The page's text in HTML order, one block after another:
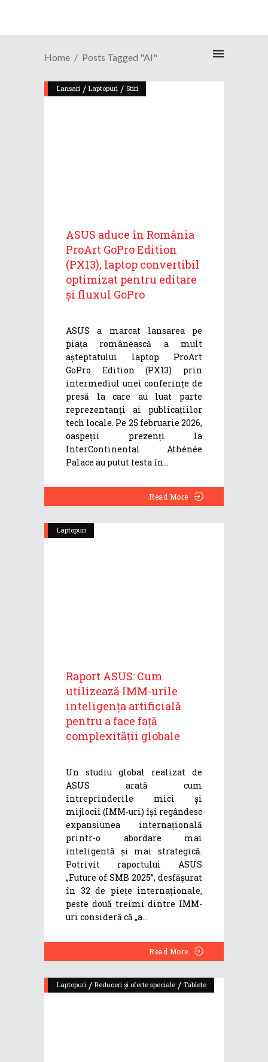
Home Posts Tagged "AI"
Lansari / Laptopuri / Stiri
ASUS aduce în România
ProArt GoPro Edition
(PX13), laptop convertibil
optimizat pentru editare
și fluxul GoPro
ASUS a marcat lansarea pe
piața românească a mult
așteptatului laptop ProArt
GoPro Edition (PX13) prin
intermediul unei conferințe de
presă la care au luat parte
reprezentanți ai publicațiilor
tech locale. Pe 25 februarie 2026,
oaspeții prezenți la
InterContinental Athénée
Palace au putut testa în
Read More
Laptopuri
Raport ASUS: Cum
utilizează IMM-urile
inteligența artificială
pentru a face față
complexității globale
Un studiu global realizat de
ASUS arată cum
întreprinderile mici și
mijlocii (IMM-uri) își regândesc
expansiunea internațională
printr-o abordare mai
inteligentă și mai strategică.
Potrivit raportului ASUS
„Future of SMB 2025”, desfășurat
în 32 de piețe internaționale,
peste două treimi dintre IMM-
uri consideră că „a
Read More
Laptopuri / Reduceri și oferte speciale / Tablete